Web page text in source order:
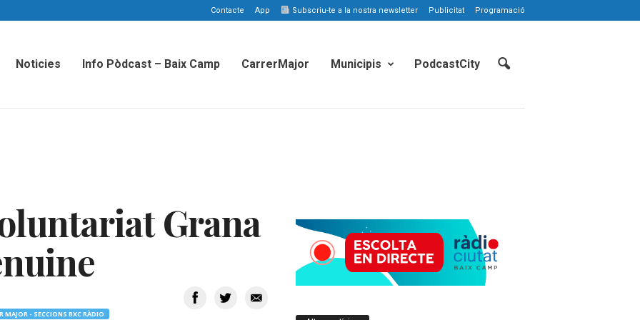
Contacte App Subscriu-te a la nostra newsletter Publicitat Programació
Noticies Info Pòdcast – Baix Camp CarrerMajor Municipis PodcastCity
Grana
MAJOR - SECCIONS BXC RÀDIO